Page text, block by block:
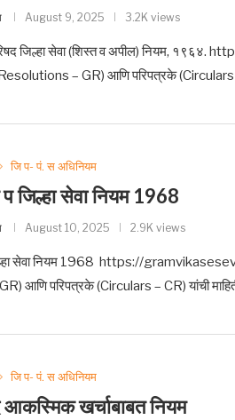
August 9, 2025 3.2K views
जिल्हा सेवा (शिस्त व अपील) नियम,
– GR) आणि परिपत्रके (Circulars –
जि प- पं. स अधिनियम
प जिल्हा सेवा नियम 1968
August 10, 2025 2.9K views
सेवा नियम 1968 https://
आणि परिपत्रके (Circulars – CR) यांची
जि प- पं. स अधिनियम
आकस्मिक खर्चाबाबत नियम